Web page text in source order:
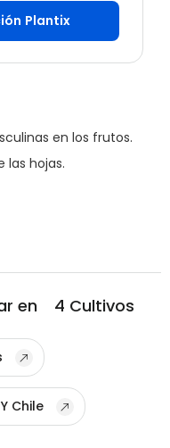
Plantix
en los frutos.
las hojas.
en 4 Cultivos
Chile